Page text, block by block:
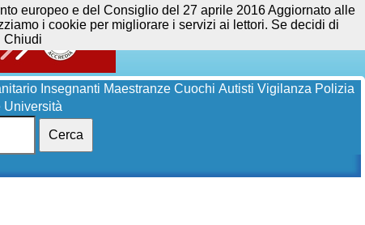
Insegnanti Maestranze Cuochi Autisti Vigilanza Polizia
Università
Cerca
europeo e del Consiglio del 27 aprile 2016 Aggiornato alle
i cookie per migliorare i servizi ai lettori. Se decidi di
Chiudi